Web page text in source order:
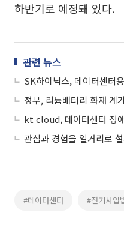
하반기로 예정돼 있다.
관련 뉴스
SK하이닉스, 데이터센터
관심과 경험을 일거리로
#데이터센터 #전기사업